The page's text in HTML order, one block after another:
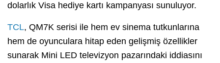
dolarlık Visa hediye kartı kampanyası sunuluyor.
TCL, QM7K serisi ile hem ev sinema tutkunlarına
hem de oyunculara hitap eden gelişmiş özellikler
sunarak Mini LED televizyon pazarındaki iddiasını